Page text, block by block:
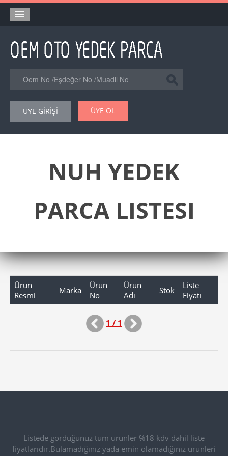
Orjinal Yedek Parça
Eşdeğer Muadil Yedek Parça
Şase Numarası VIN Yedekparça Sorgulama
Hakkımızda
ÜYE GİRİŞİ ÜYE OL
NUH YEDEK
PARCA LISTESI
Ürün
Resmi
Marka
Ürün
No
Ürün
Adı
Stok
Liste
Fiyatı
1 / 1
Listede gördüğünüz tüm ürünler %18 kdv dahil liste
fiyatlarıdır.Bulamadığınız yada emin olamadığınız ürünleri